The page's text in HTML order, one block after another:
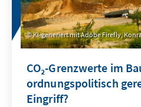
KI-generiert mit Adobe Firefly,
CO₂-Grenzwerte im
ordnungspolitisch
Eingriff?